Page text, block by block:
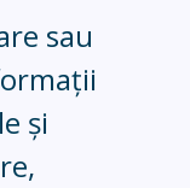
sau
și